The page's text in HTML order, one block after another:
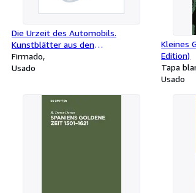
Die Urzeit des Automobils.
Kunstblätter aus den
Anfangstagen des Kraftwagens
und des Allgemeinen Schnauferl-
Firmado
Usado
Kleines
Edition)
Tapa
Usado